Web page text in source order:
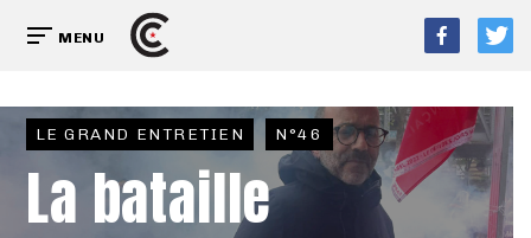
MENU
LE GRAND ENTRETIEN N°46
La bataille